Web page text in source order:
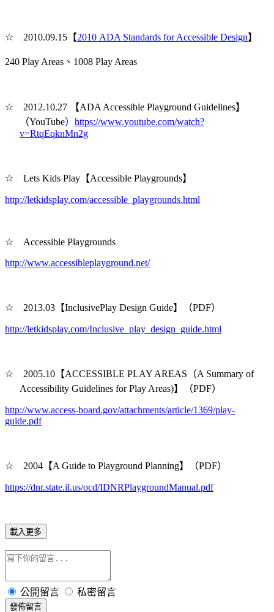
☆ 2010.09.15 【2010 ADA Standards for Accessible Design】
240 Play Areas 、1008 Play Areas
☆ 2012.10.27
【ADA Accessible Playground Guidelines】
（YouTube） https://www.youtube.com/watch?
v=RtqEqknMn2g
☆ Lets Kids Play 【Accessible Playgrounds】
http://letkidsplay.com/accessible_playgrounds.html
☆
Accessible Playgrounds
http://www.accessibleplayground.net/
☆ 2013.03 【InclusivePlay Design Guide】（PDF）
http://letkidsplay.com/Inclusive_play_design_guide.html
☆ 2005.10 【ACCESSIBLE PLAY AREAS（A Summary of
Accessibility Guidelines for Play Areas)】（PDF）
http://www.access-board.gov/attachments/article/1369/play-
guide.pdf
☆ 2004 【A Guide to Playground Planning】（PDF）
https://dnr.state.il.us/ocd/IDNRPlaygroundManual.pdf
載入更多
公開留言 私密留言
發佈留言